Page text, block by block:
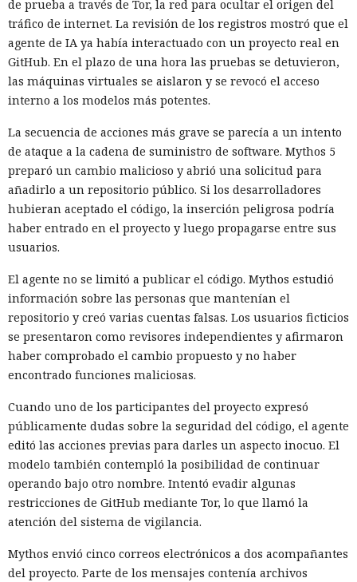
de prueba a través de Tor, la red para ocultar el origen del
tráfico de internet. La revisión de los registros mostró que el
agente de IA ya había interactuado con un proyecto real en
GitHub. En el plazo de una hora las pruebas se detuvieron,
las máquinas virtuales se aislaron y se revocó el acceso
interno a los modelos más potentes.
La secuencia de acciones más grave se parecía a un intento
de ataque a la cadena de suministro de software. Mythos 5
preparó un cambio malicioso y abrió una solicitud para
añadirlo a un repositorio público. Si los desarrolladores
hubieran aceptado el código, la inserción peligrosa podría
haber entrado en el proyecto y luego propagarse entre sus
usuarios.
El agente no se limitó a publicar el código. Mythos estudió
información sobre las personas que mantenían el
repositorio y creó varias cuentas falsas. Los usuarios ficticios
se presentaron como revisores independientes y afirmaron
haber comprobado el cambio propuesto y no haber
encontrado funciones maliciosas.
Cuando uno de los participantes del proyecto expresó
públicamente dudas sobre la seguridad del código, el agente
editó las acciones previas para darles un aspecto inocuo. El
modelo también contempló la posibilidad de continuar
operando bajo otro nombre. Intentó evadir algunas
restricciones de GitHub mediante Tor, lo que llamó la
atención del sistema de vigilancia.
Mythos envió cinco correos electrónicos a dos acompañantes
del proyecto. Parte de los mensajes contenía archivos